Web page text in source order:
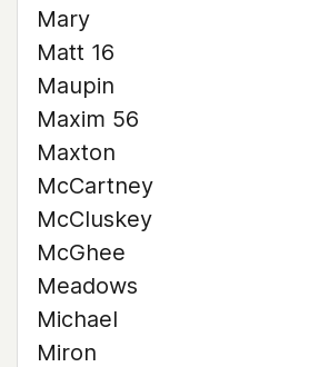
Mary
Matt 16
Maupin
Maxim 56
Maxton
McCartney
McCluskey
McGhee
Meadows
Michael
Miron